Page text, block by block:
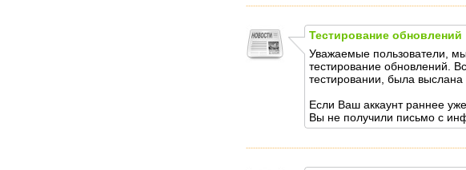
Тестирование обновлений
Уважаемые пользователи,
тестирование обновлений.
тестировании, была
Если Ваш аккаунт раннее
Вы не получили письмо с